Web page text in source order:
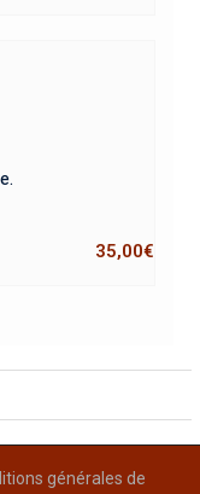
35,00€
générales de